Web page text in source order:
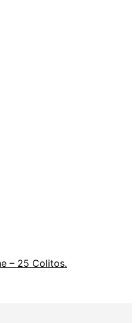
– 25 Colitos.